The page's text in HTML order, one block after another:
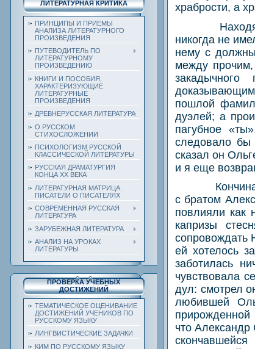
ЛИТЕРАТУРНАЯ КРИТИКА
ПРИНЦИПЫ И ПРИЕМЫ
АНАЛИЗА ЛИТЕРАТУРНОГО
ПРОИЗВЕДЕНИЯ
ПУТЕВОДИТЕЛЬ ПО
ЛИТЕРАТУРНОМУ
ПРОИЗВЕДЕНИЮ
КНИГИ И ПОСОБИЯ,
ХАРАКТЕРИЗУЮЩИЕ
ЛИТЕРАТУРНЫЕ
ПРОИЗВЕДЕНИЯ
ДРЕВНЕРУССКАЯ ЛИТЕРАТУРА
О РУССКОМ
СТИХОСЛОЖЕНИИ
ПСИХОЛОГИЗМ РУССКОЙ
КЛАССИЧЕСКОЙ ЛИТЕРАТУРЫ
РУССКАЯ ДРАМАТУРГИЯ
КОНЦА ХХ ВЕКА
ЛИТЕРАТУРНАЯ МАТРИЦА.
ПИСАТЕЛИ О ПИСАТЕЛЯХ
СОВРЕМЕННАЯ РУССКАЯ
ЛИТЕРАТУРА
ЗАРУБЕЖНАЯ ЛИТЕРАТУРА
АНАЛИЗ НА УРОКАХ
ЛИТЕРАТУРЫ
ПРОВЕРКА УЧЕБНЫХ
ДОСТИЖЕНИЙ
ТЕМАТИЧЕСКОЕ ОЦЕНИВАНИЕ
ДОСТИЖЕНИЙ УЧЕНИКОВ ПО
РУССКОМУ ЯЗЫКУ
ЛИНГВИСТИЧЕСКИЕ ЗАДАЧКИ
КИМ ПО РУССКОМУ ЯЗЫКУ
храбрости, а
никогда не
нему с
между
пошлой
дуэлей; а
пагубное
следовало бы
сказал он
и я еще
с братом
повлияли как
капризы
сопровождать
ей хотелось
заботилась
чувствовала
дул: смотрел
любившей
прирожденной
что Александр